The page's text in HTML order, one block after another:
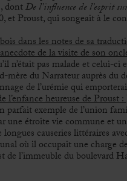
dontDe l’influence de l’esprit
et Proust, qui songeait à le
dans les notes de sa
de la visite de son
n’était pas malade et celui-ci
mère du Narrateur auprès du
de l’urémie qui
l’enfance heureuse de Proust :
exemple de l’union
une étroite vie commune et
causeries littéraires
où il occupait une charge
de l’immeuble du boulevard